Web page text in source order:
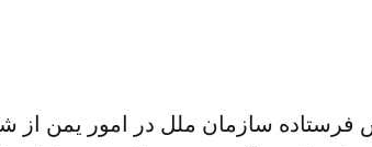
فرستاده سازمان ملل در امور یمن از